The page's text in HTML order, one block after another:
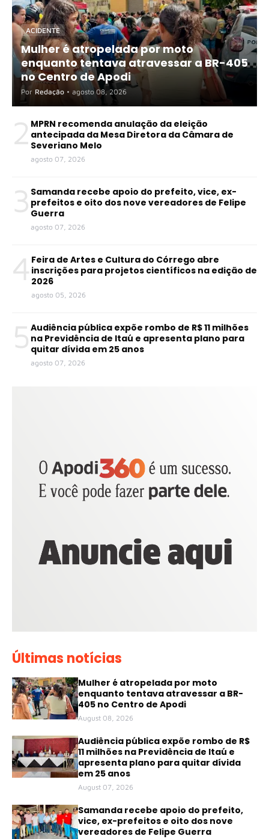
ACIDENTE
Mulher é atropelada por moto
enquanto tentava atravessar a BR-405
no Centro de Apodi
Por Redação • agosto 08, 2026
2 MPRN recomenda anulação da eleição
antecipada da Mesa Diretora da Câmara de
Severiano Melo
agosto 07, 2026
3 Samanda recebe apoio do prefeito, vice, ex-
prefeitos e oito dos nove vereadores de Felipe
Guerra
agosto 07, 2026
4 Feira de Artes e Cultura do Córrego abre
inscrições para projetos científicos na edição de
2026
agosto 05, 2026
5 Audiência pública expõe rombo de R$ 11 milhões
na Previdência de Itaú e apresenta plano para
quitar dívida em 25 anos
agosto 07, 2026
Últimas notícias
Mulher é atropelada por moto
enquanto tentava atravessar a BR-
405 no Centro de Apodi
August 08, 2026
Audiência pública expõe rombo de R$
11 milhões na Previdência de Itaú e
apresenta plano para quitar dívida
em 25 anos
August 07, 2026
Samanda recebe apoio do prefeito,
vice, ex-prefeitos e oito dos nove
vereadores de Felipe Guerra